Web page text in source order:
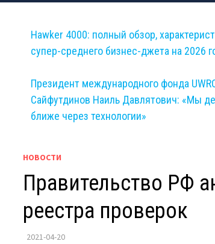
Hawker 4000: полный обзор,
супер-среднего бизнес-джета на 2026
Президент международного фонда
Сайфутдинов Наиль Давлятович: «Мы
ближе через технологии»
НОВОСТИ
Правительство РФ
реестра проверок
2021-04-20